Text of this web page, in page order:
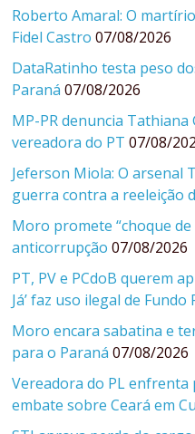
Roberto Amaral: O
Fidel Castro 07/08/2026
DataRatinho testa peso
Paraná 07/08/2026
MP-PR denuncia
vereadora do PT 07/08/
Jeferson Miola: O arsenal
guerra contra a reeleição
Moro promete “choque
anticorrupção 07/08/2026
PT, PV e PCdoB querem
Já’ faz uso ilegal de
Moro encara sabatina e
para o Paraná 07/08/2026
Vereadora do PL enfrenta
embate sobre Ceará em